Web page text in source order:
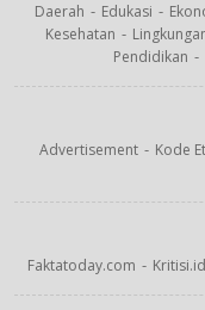
Daerah Edukasi
Kesehatan
Pendidikan
Advertisement Kode
Faktatoday.com Kritisi.id